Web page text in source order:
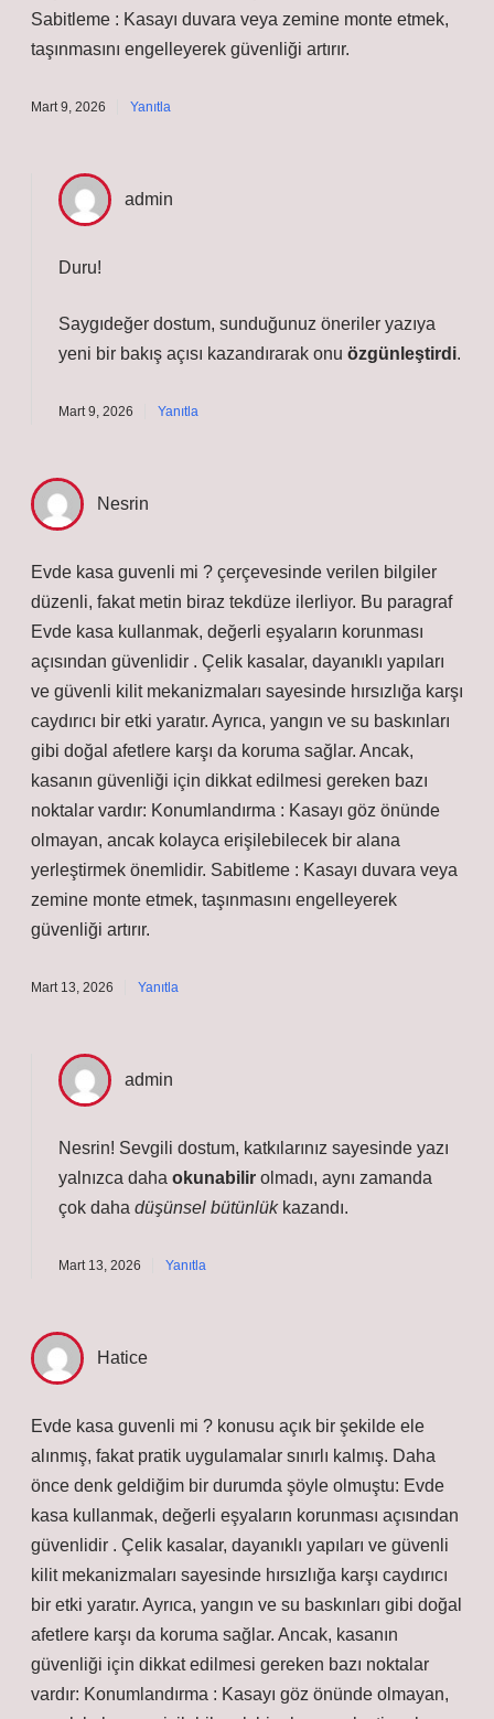
Sabitleme : Kasayı duvara veya zemine monte etmek,
taşınmasını engelleyerek güvenliği artırır.
Mart 9, 2026 Yanıtla
admin
Duru!
Saygıdeğer dostum, sunduğunuz öneriler yazıya
yeni bir bakış açısı kazandırarak onu özgünleştirdi.
Mart 9, 2026 Yanıtla
Nesrin
Evde kasa guvenli mi ? çerçevesinde verilen bilgiler
düzenli, fakat metin biraz tekdüze ilerliyor. Bu paragraf
Evde kasa kullanmak, değerli eşyaların korunması
açısından güvenlidir . Çelik kasalar, dayanıklı yapıları
ve güvenli kilit mekanizmaları sayesinde hırsızlığa karşı
caydırıcı bir etki yaratır. Ayrıca, yangın ve su baskınları
gibi doğal afetlere karşı da koruma sağlar. Ancak,
kasanın güvenliği için dikkat edilmesi gereken bazı
noktalar vardır: Konumlandırma : Kasayı göz önünde
olmayan, ancak kolayca erişilebilecek bir alana
yerleştirmek önemlidir. Sabitleme : Kasayı duvara veya
zemine monte etmek, taşınmasını engelleyerek
güvenliği artırır.
Mart 13, 2026 Yanıtla
admin
Nesrin! Sevgili dostum, katkılarınız sayesinde yazı
yalnızca daha okunabilir olmadı, aynı zamanda
çok daha düşünsel bütünlükkazandı.
Mart 13, 2026 Yanıtla
Hatice
Evde kasa guvenli mi ? konusu açık bir şekilde ele
alınmış, fakat pratik uygulamalar sınırlı kalmış. Daha
önce denk geldiğim bir durumda şöyle olmuştu: Evde
kasa kullanmak, değerli eşyaların korunması açısından
güvenlidir . Çelik kasalar, dayanıklı yapıları ve güvenli
kilit mekanizmaları sayesinde hırsızlığa karşı caydırıcı
bir etki yaratır. Ayrıca, yangın ve su baskınları gibi doğal
afetlere karşı da koruma sağlar. Ancak, kasanın
güvenliği için dikkat edilmesi gereken bazı noktalar
vardır: Konumlandırma : Kasayı göz önünde olmayan,